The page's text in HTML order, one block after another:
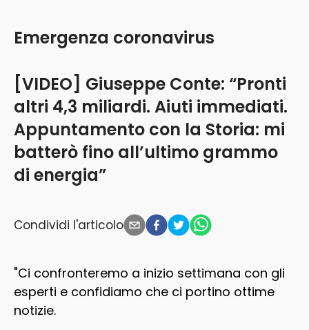
[VIDEO] Giuseppe Conte: “Pronti
altri 4,3 miliardi. Aiuti immediati.
Appuntamento con la Storia: mi
batterò fino all’ultimo grammo
di energia”
Emergenza coronavirus
Condividi l'articolo
"Ci confronteremo a inizio settimana con gli
esperti e confidiamo che ci portino ottime
notizie.